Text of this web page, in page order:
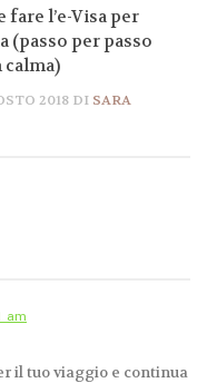
fare l’e-Visa per
(passo per passo
calma)
2018DI SARA
am
il tuo viaggio e continua